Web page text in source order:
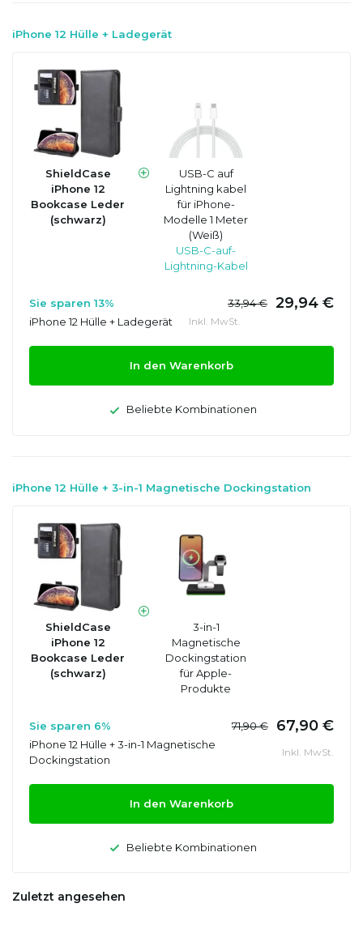
iPhone 12 Hülle + Ladegerät
ShieldCase
iPhone 12
Bookcase Leder
(schwarz)
USB-C auf
Lightning kabel
für iPhone-
Modelle 1 Meter
(Weiß)
USB-C-auf-
Lightning-Kabel
Sie sparen 13% 33,94 € 29,94 €
iPhone 12 Hülle + Ladegerät Inkl. MwSt.
In den Warenkorb
Beliebte Kombinationen
iPhone 12 Hülle + 3-in-1 Magnetische Dockingstation
ShieldCase
iPhone 12
Bookcase Leder
(schwarz)
3-in-1
Magnetische
Dockingstation
für Apple-
Produkte
Sie sparen 6% 71,90 € 67,90 €
iPhone 12 Hülle + 3-in-1 Magnetische
Dockingstation
Inkl. MwSt.
In den Warenkorb
Beliebte Kombinationen
Zuletzt angesehen